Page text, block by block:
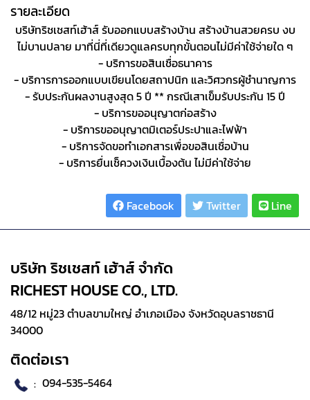
รายละเอียด
บริษัทริชเชสท์เฮ้าส์ รับออกแบบสร้างบ้าน สร้างบ้านสวยครบ งบ
ไม่บานปลาย มาที่นี่ที่เดียวดูแลครบทุกขั้นตอนไม่มีค่าใช้จ่ายใด ๆ
- บริการขอสินเชื่อธนาคาร
- บริการการออกแบบเขียนโดยสถาปนิก และวิศวกรผู้ชำนาญการ
- รับประกันผลงานสูงสุด 5 ปี ** กรณีเสาเข็มรับประกัน 15 ปี
- บริการขออนุญาตก่อสร้าง
- บริการขออนุญาตมิเตอร์ประปาและไฟฟ้า
- บริการจัดขอทำเอกสารเพื่อขอสินเชื่อบ้าน
- บริการยื่นเช็ควงเงินเบื้องต้น ไม่มีค่าใช้จ่าย
Facebook Twitter Line
บริษัท ริชเชสท์ เฮ้าส์ จำกัด
RICHEST HOUSE CO., LTD.
48/12 หมู่23 ตำบลขามใหญ่ อำเภอเมือง จังหวัดอุบลราชธานี
34000
ติดต่อเรา
: 094-535-5464